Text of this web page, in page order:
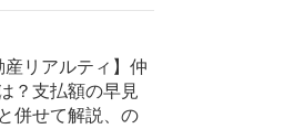
リアルティ】仲
？支払額の早見
併せて解説、の